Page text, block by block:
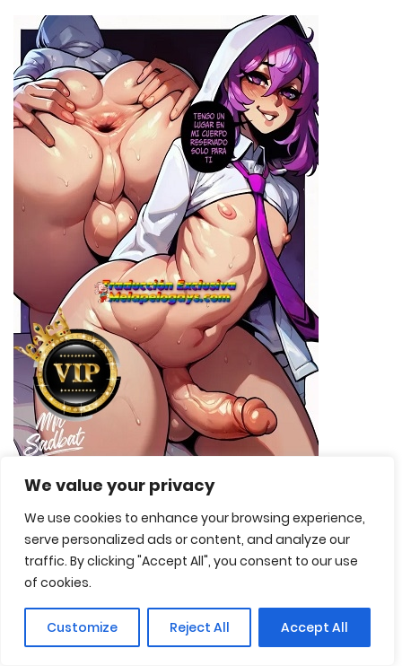
We value your privacy
We use cookies to enhance your browsing experience,
serve personalized ads or content, and analyze our
traffic. By clicking "Accept All", you consent to our use
of cookies.
Customize Reject All Accept All
MrSadbat Coleccion Mini Historias Parte 7
Página 1 de 2 1 2
Buscar